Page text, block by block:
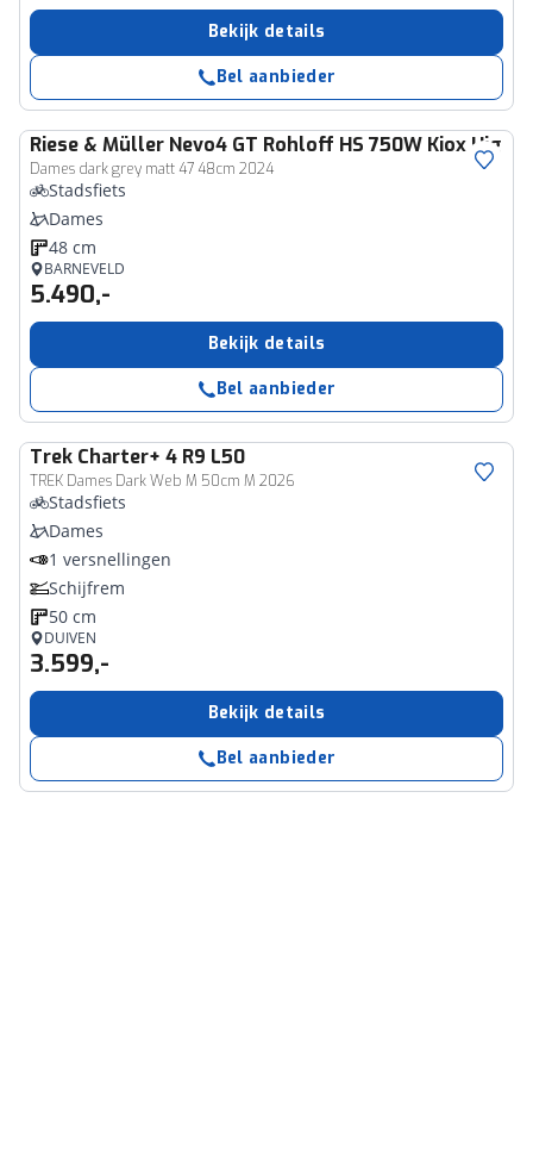
Bekijk details
Bel aanbieder
Riese & Müller Nevo4 GT Rohloff HS 750W Kiox High
Dames dark grey matt 47 48cm 2024
Stadsfiets
Dames
48 cm
BARNEVELD
5.490,-
Bekijk details
Bel aanbieder
Trek Charter+ 4 R9 L50
TREK Dames Dark Web M 50cm M 2026
Stadsfiets
Dames
1 versnellingen
Schijfrem
50 cm
DUIVEN
3.599,-
Bekijk details
Bel aanbieder